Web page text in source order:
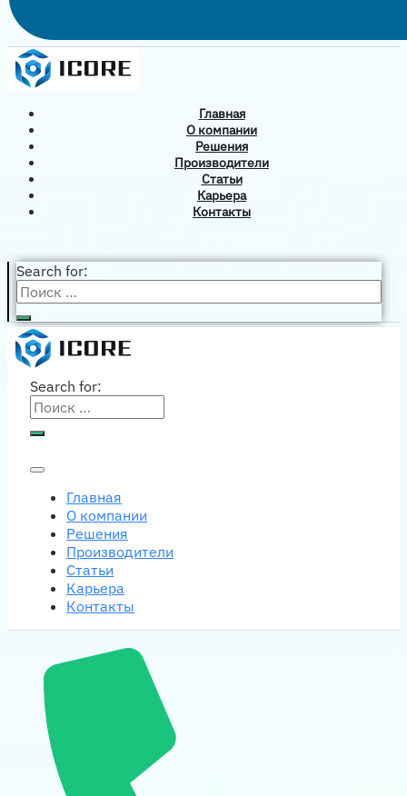
Главная
О компании
Решения
Производители
Статьи
Карьера
Контакты
Search for:
Search for:
Главная
О компании
Решения
Производители
Статьи
Карьера
Контакты